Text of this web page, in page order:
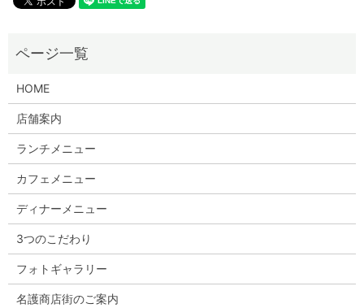
HOME
店舗案内
ランチメニュー
カフェメニュー
ディナーメニュー
3つのこだわり
フォトギャラリー
名護商店街のご案内